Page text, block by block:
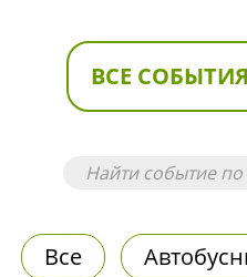
ВСЕ СОБЫТИЯ
Все